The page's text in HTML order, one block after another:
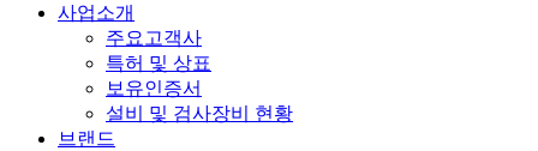
사업소개
주요고객사
특허 및 상표
보유인증서
설비 및 검사장비 현황
브랜드